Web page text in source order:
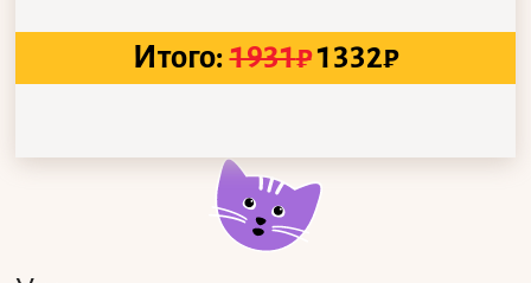
Итого: 1931₽1332₽